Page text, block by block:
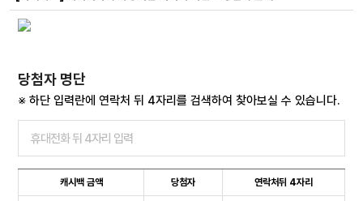
당첨자 명단
※ 하단 입력란에 연락처 뒤 4자리를 검색하여 찾아보실 수 있습니다.
캐시백 금액 당첨자 연락처뒤 4자리